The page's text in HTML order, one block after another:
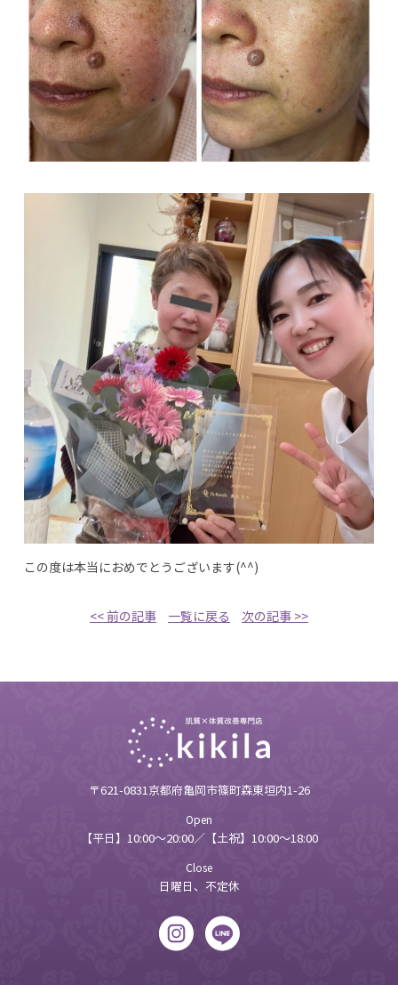
この度は本当におめでとうございます(^^)
<< 前の記事 一覧に戻る 次の記事 >>
〒621-0831京都府亀岡市篠町森東垣内1-26
Open
【平日】10:00～20:00／【土祝】10:00～18:00
Close
日曜日、不定休